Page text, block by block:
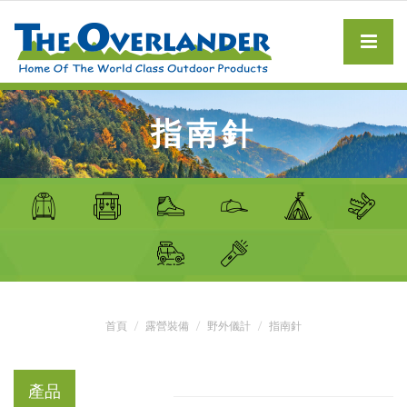
指南針
首頁 露營裝備 野外儀計 指南針
產品